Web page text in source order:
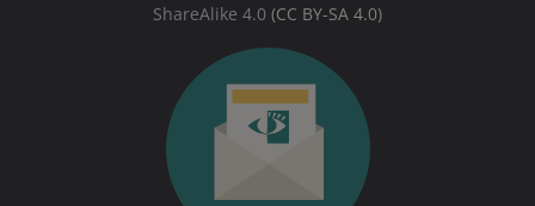
ShareAlike 4.0 (CC BY-SA 4.0)